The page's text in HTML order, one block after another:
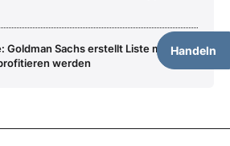
Handeln
Goldman Sachs erstellt Liste mit
werden